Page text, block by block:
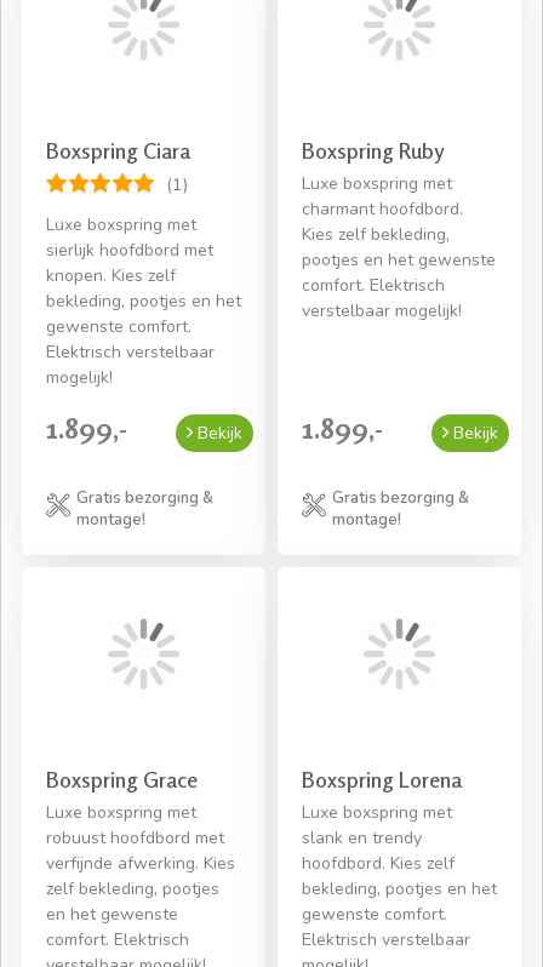
Boxspring Ciara
(1)
Luxe boxspring met
sierlijk hoofdbord met
knopen. Kies zelf
bekleding, pootjes en het
gewenste comfort.
Elektrisch verstelbaar
mogelijk!
1.899,- Bekijk
Gratis bezorging &
montage!
Boxspring Ruby
Luxe boxspring met
charmant hoofdbord.
Kies zelf bekleding,
pootjes en het gewenste
comfort. Elektrisch
verstelbaar mogelijk!
1.899,- Bekijk
Gratis bezorging &
montage!
Boxspring Grace
Luxe boxspring met
robuust hoofdbord met
verfijnde afwerking. Kies
zelf bekleding, pootjes
en het gewenste
comfort. Elektrisch
Boxspring Lorena
Luxe boxspring met
slank en trendy
hoofdbord. Kies zelf
bekleding, pootjes en het
gewenste comfort.
Elektrisch verstelbaar